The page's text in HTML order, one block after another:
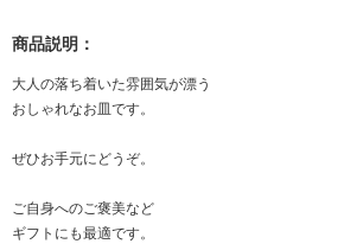
商品説明：
大人の落ち着いた雰囲気が漂う
おしゃれなお皿です。
ぜひお手元にどうぞ。
ご自身へのご褒美など
ギフトにも最適です。